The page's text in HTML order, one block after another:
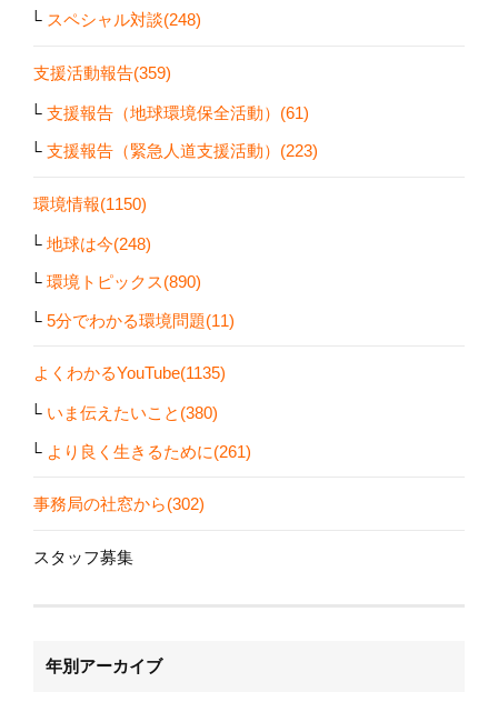
スペシャル対談(248)
支援活動報告(359)
支援報告（地球環境保全活動）(61)
支援報告（緊急人道支援活動）(223)
環境情報(1150)
地球は今(248)
環境トピックス(890)
5分でわかる環境問題(11)
よくわかるYouTube(1135)
いま伝えたいこと(380)
より良く生きるために(261)
事務局の社窓から(302)
スタッフ募集
年別アーカイブ